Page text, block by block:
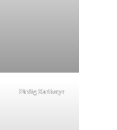
Färdig Karikatyr